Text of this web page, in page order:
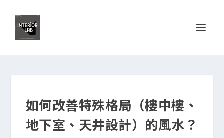
如何改善特殊格局（樓中樓、
地下室、天井設計）的風水？